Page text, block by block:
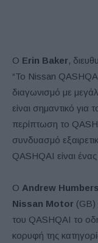
Ο Erin Baker,
“Το Nissan
διαγωνισμό με
είναι σημαντικό
περίπτωση το
συνδυασμό
QASHQAI είναι
Ο Andrew
Nissan Motor (GB)
του QASHQAI το
κορυφή της